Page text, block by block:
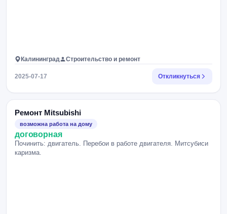
Калининград Строительство и ремонт
2025-07-17 Откликнуться
Ремонт Mitsubishi
возможна работа на дому
договорная
Починить: двигатель. Перебои в работе двигателя. Митсубиси
каризма.